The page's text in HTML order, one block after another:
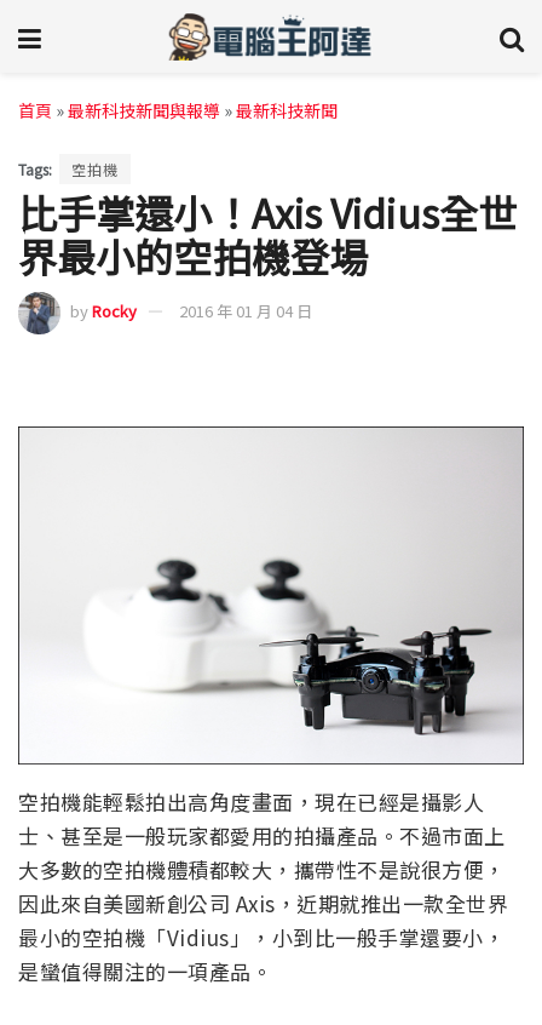
首頁 »最新科技新聞與報導 »最新科技新聞
Tags: 空拍機
比手掌還小！Axis Vidius全世
界最小的空拍機登場
byRocky 2016 年 01 月 04 日
空拍機能輕鬆拍出高角度畫面，現在已經是攝影人
士、甚至是一般玩家都愛用的拍攝產品。不過市面上
大多數的空拍機體積都較大，攜帶性不是說很方便，
因此來自美國新創公司 Axis，近期就推出一款全世界
最小的空拍機「Vidius」，小到比一般手掌還要小，
是蠻值得關注的一項產品。